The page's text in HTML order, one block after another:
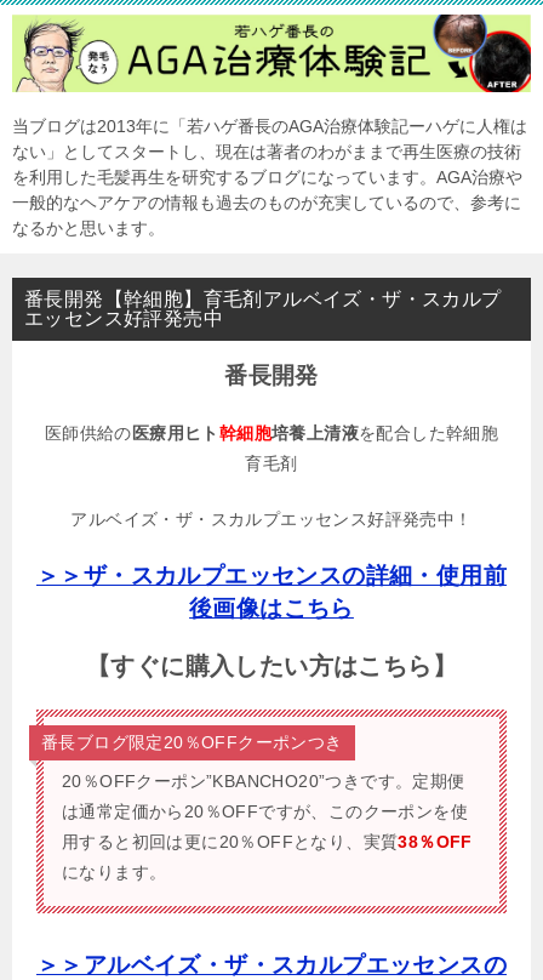
当ブログは2013年に「若ハゲ番長のAGA治療体験記ーハゲに人権は
ない」としてスタートし、現在は著者のわがままで再生医療の技術
を利用した毛髪再生を研究するブログになっています。AGA治療や
一般的なヘアケアの情報も過去のものが充実しているので、参考に
なるかと思います。
番長開発【幹細胞】育毛剤アルベイズ・ザ・スカルプ
エッセンス好評発売中
番長開発
医師供給の医療用ヒト 幹細胞培養上清液を配合した幹細胞
育毛剤
アルベイズ・ザ・スカルプエッセンス好評発売中！
＞＞ザ・スカルプエッセンスの詳細・使用前
後画像はこちら
【すぐに購入したい方はこちら】
番長ブログ限定20％OFFクーポンつき
20％OFFクーポン”KBANCHO20”つきです。 定期便
は通常定価から20％OFFですが、このクーポンを使
用すると初回は更に20％OFFとなり、実質38％OFF
になります。
＞＞アルベイズ・ザ・スカルプエッセンスの